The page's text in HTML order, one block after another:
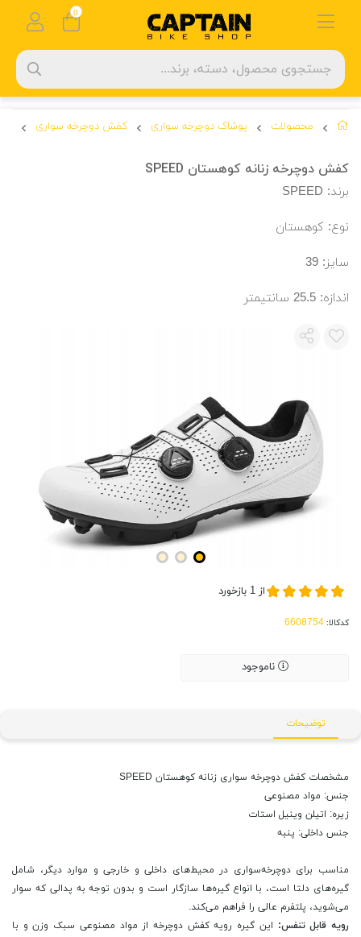
محصولات پوشاک دوچرخه سواری کفش دوچرخه سواری
کفش دوچرخه زنانه کوهستان SPEED
برند: SPEED
نوع: کوهستان
سایز: 39
اندازه: 25.5 سانتیمتر
از 1 بازخورد
کدکالا:
ناموجود
توضیحات
مشخصات کفش دوچرخه سواری زنانه کوهستان SPEED
جنس: مواد مصنوعی
زیره: اتیلن وینیل استات
جنس داخلی: پنبه
مناسب برای دوچرخه‌سواری در محیط‌های داخلی و خارجی و موارد دیگر، شامل
گیره‌های دلتا است، با انواع گیره‌ها سازگار است و بدون توجه به پدالی که سوار
می‌شوید، پلتفرم عالی را فراهم می‌کند.
رویه قابل تنفس: این گیره رویه کفش دوچرخه از مواد مصنوعی سبک وزن و با
0